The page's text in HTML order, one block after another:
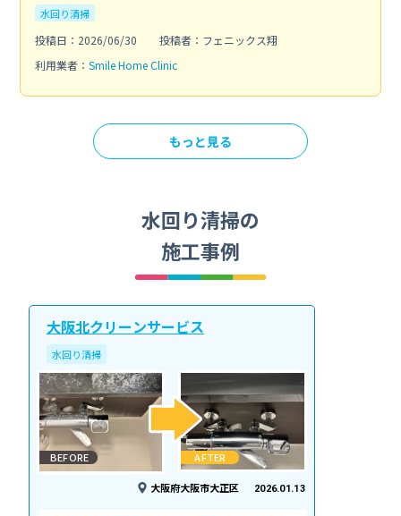
水回り清掃
投稿日：2026/06/30
投稿者：フェニックス翔
利用業者： Smile Home Clinic
もっと見る
水回り清掃の
施工事例
大阪北クリーンサービス
水回り清掃
BEFORE AFTER
大阪府大阪市大正区 2026.01.13